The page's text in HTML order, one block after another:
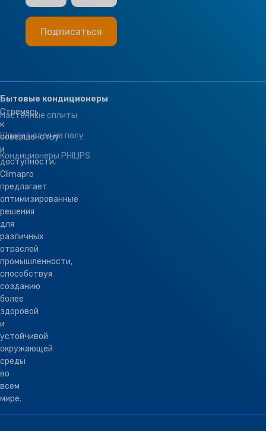
Стремясь
к
совершенству
и
доступности,
Climapro
предлагает
оптимизированные
решения
для
различных
отраслей
промышленности,
способствуя
созданию
более
здоровой
и
устойчивой
окружающей
среды
во
всем
мире.
Бытовые кондиционеры
Настенные сплиты
Шпагат стоя на полу
Кондиционеры PHILIPS